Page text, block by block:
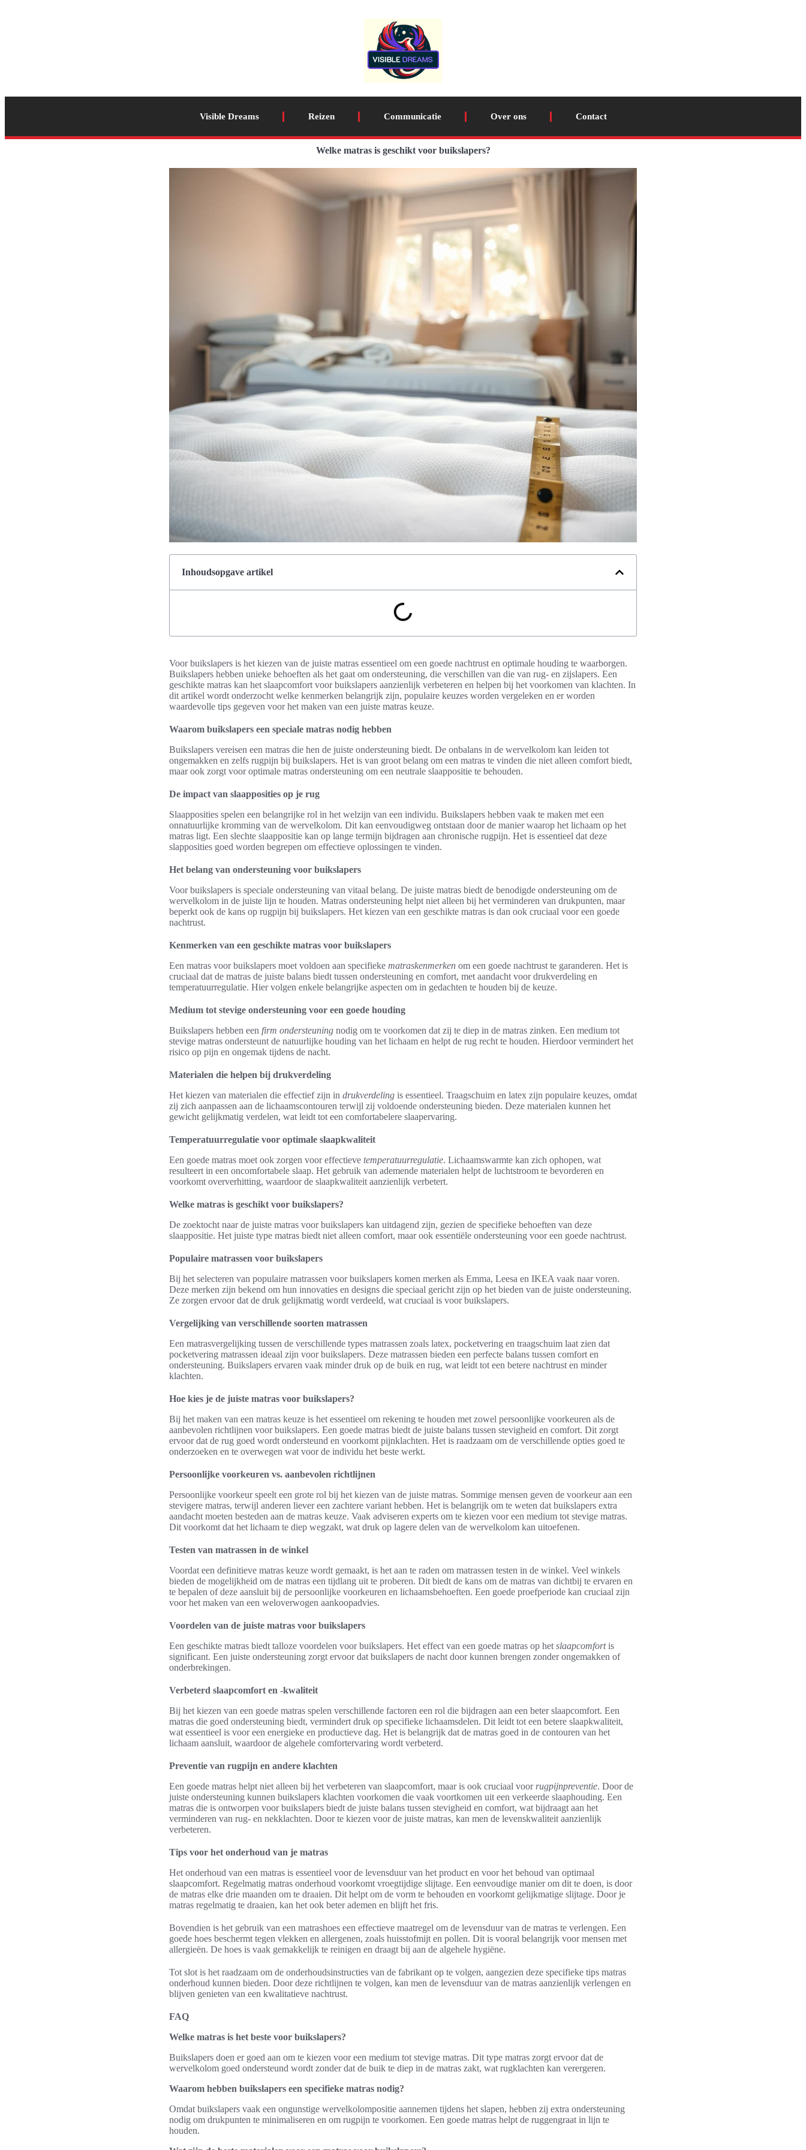
Visible Dreams Reizen Communicatie Over ons Contact
Welke matras is geschikt voor buikslapers?
Inhoudsopgave artikel
Voor buikslapers is het kiezen van de juiste matras essentieel om een goede nachtrust en optimale houding te waarborgen.
Buikslapers hebben unieke behoeften als het gaat om ondersteuning, die verschillen van die van rug- en zijslapers. Een
geschikte matras kan het slaapcomfort voor buikslapers aanzienlijk verbeteren en helpen bij het voorkomen van klachten. In
dit artikel wordt onderzocht welke kenmerken belangrijk zijn, populaire keuzes worden vergeleken en er worden
waardevolle tips gegeven voor het maken van een juiste matras keuze.
Waarom buikslapers een speciale matras nodig hebben
Buikslapers vereisen een matras die hen de juiste ondersteuning biedt. De onbalans in de wervelkolom kan leiden tot
ongemakken en zelfs rugpijn bij buikslapers. Het is van groot belang om een matras te vinden die niet alleen comfort biedt,
maar ook zorgt voor optimale matras ondersteuning om een neutrale slaappositie te behouden.
De impact van slaapposities op je rug
Slaapposities spelen een belangrijke rol in het welzijn van een individu. Buikslapers hebben vaak te maken met een
onnatuurlijke kromming van de wervelkolom. Dit kan eenvoudigweg ontstaan door de manier waarop het lichaam op het
matras ligt. Een slechte slaappositie kan op lange termijn bijdragen aan chronische rugpijn. Het is essentieel dat deze
slapposities goed worden begrepen om effectieve oplossingen te vinden.
Het belang van ondersteuning voor buikslapers
Voor buikslapers is speciale ondersteuning van vitaal belang. De juiste matras biedt de benodigde ondersteuning om de
wervelkolom in de juiste lijn te houden. Matras ondersteuning helpt niet alleen bij het verminderen van drukpunten, maar
beperkt ook de kans op rugpijn bij buikslapers. Het kiezen van een geschikte matras is dan ook cruciaal voor een goede
nachtrust.
Kenmerken van een geschikte matras voor buikslapers
Een matras voor buikslapers moet voldoen aan specifieke matraskenmerken om een goede nachtrust te garanderen. Het is
cruciaal dat de matras de juiste balans biedt tussen ondersteuning en comfort, met aandacht voor drukverdeling en
temperatuurregulatie. Hier volgen enkele belangrijke aspecten om in gedachten te houden bij de keuze.
Medium tot stevige ondersteuning voor een goede houding
Buikslapers hebben een firm ondersteuning nodig om te voorkomen dat zij te diep in de matras zinken. Een medium tot
stevige matras ondersteunt de natuurlijke houding van het lichaam en helpt de rug recht te houden. Hierdoor vermindert het
risico op pijn en ongemak tijdens de nacht.
Materialen die helpen bij drukverdeling
Het kiezen van materialen die effectief zijn in drukverdeling is essentieel. Traagschuim en latex zijn populaire keuzes, omdat
zij zich aanpassen aan de lichaamscontouren terwijl zij voldoende ondersteuning bieden. Deze materialen kunnen het
gewicht gelijkmatig verdelen, wat leidt tot een comfortabelere slaapervaring.
Temperatuurregulatie voor optimale slaapkwaliteit
Een goede matras moet ook zorgen voor effectieve temperatuurregulatie. Lichaamswarmte kan zich ophopen, wat
resulteert in een oncomfortabele slaap. Het gebruik van ademende materialen helpt de luchtstroom te bevorderen en
voorkomt oververhitting, waardoor de slaapkwaliteit aanzienlijk verbetert.
Welke matras is geschikt voor buikslapers?
De zoektocht naar de juiste matras voor buikslapers kan uitdagend zijn, gezien de specifieke behoeften van deze
slaappositie. Het juiste type matras biedt niet alleen comfort, maar ook essentiële ondersteuning voor een goede nachtrust.
Populaire matrassen voor buikslapers
Bij het selecteren van populaire matrassen voor buikslapers komen merken als Emma, Leesa en IKEA vaak naar voren.
Deze merken zijn bekend om hun innovaties en designs die speciaal gericht zijn op het bieden van de juiste ondersteuning.
Ze zorgen ervoor dat de druk gelijkmatig wordt verdeeld, wat cruciaal is voor buikslapers.
Vergelijking van verschillende soorten matrassen
Een matrasvergelijking tussen de verschillende types matrassen zoals latex, pocketvering en traagschuim laat zien dat
pocketvering matrassen ideaal zijn voor buikslapers. Deze matrassen bieden een perfecte balans tussen comfort en
ondersteuning. Buikslapers ervaren vaak minder druk op de buik en rug, wat leidt tot een betere nachtrust en minder
klachten.
Hoe kies je de juiste matras voor buikslapers?
Bij het maken van een matras keuze is het essentieel om rekening te houden met zowel persoonlijke voorkeuren als de
aanbevolen richtlijnen voor buikslapers. Een goede matras biedt de juiste balans tussen stevigheid en comfort. Dit zorgt
ervoor dat de rug goed wordt ondersteund en voorkomt pijnklachten. Het is raadzaam om de verschillende opties goed te
onderzoeken en te overwegen wat voor de individu het beste werkt.
Persoonlijke voorkeuren vs. aanbevolen richtlijnen
Persoonlijke voorkeur speelt een grote rol bij het kiezen van de juiste matras. Sommige mensen geven de voorkeur aan een
stevigere matras, terwijl anderen liever een zachtere variant hebben. Het is belangrijk om te weten dat buikslapers extra
aandacht moeten besteden aan de matras keuze. Vaak adviseren experts om te kiezen voor een medium tot stevige matras.
Dit voorkomt dat het lichaam te diep wegzakt, wat druk op lagere delen van de wervelkolom kan uitoefenen.
Testen van matrassen in de winkel
Voordat een definitieve matras keuze wordt gemaakt, is het aan te raden om matrassen testen in de winkel. Veel winkels
bieden de mogelijkheid om de matras een tijdlang uit te proberen. Dit biedt de kans om de matras van dichtbij te ervaren en
te bepalen of deze aansluit bij de persoonlijke voorkeuren en lichaamsbehoeften. Een goede proefperiode kan cruciaal zijn
voor het maken van een weloverwogen aankoopadvies.
Voordelen van de juiste matras voor buikslapers
Een geschikte matras biedt talloze voordelen voor buikslapers. Het effect van een goede matras op het slaapcomfortis
significant. Een juiste ondersteuning zorgt ervoor dat buikslapers de nacht door kunnen brengen zonder ongemakken of
onderbrekingen.
Verbeterd slaapcomfort en -kwaliteit
Bij het kiezen van een goede matras spelen verschillende factoren een rol die bijdragen aan een beter slaapcomfort. Een
matras die goed ondersteuning biedt, vermindert druk op specifieke lichaamsdelen. Dit leidt tot een betere slaapkwaliteit,
wat essentieel is voor een energieke en productieve dag. Het is belangrijk dat de matras goed in de contouren van het
lichaam aansluit, waardoor de algehele comfortervaring wordt verbeterd.
Preventie van rugpijn en andere klachten
Een goede matras helpt niet alleen bij het verbeteren van slaapcomfort, maar is ook cruciaal voor rugpijnpreventie. Door de
juiste ondersteuning kunnen buikslapers klachten voorkomen die vaak voortkomen uit een verkeerde slaaphouding. Een
matras die is ontworpen voor buikslapers biedt de juiste balans tussen stevigheid en comfort, wat bijdraagt aan het
verminderen van rug- en nekklachten. Door te kiezen voor de juiste matras, kan men de levenskwaliteit aanzienlijk
verbeteren.
Tips voor het onderhoud van je matras
Het onderhoud van een matras is essentieel voor de levensduur van het product en voor het behoud van optimaal
slaapcomfort. Regelmatig matras onderhoud voorkomt vroegtijdige slijtage. Een eenvoudige manier om dit te doen, is door
de matras elke drie maanden om te draaien. Dit helpt om de vorm te behouden en voorkomt gelijkmatige slijtage. Door je
matras regelmatig te draaien, kan het ook beter ademen en blijft het fris.
Bovendien is het gebruik van een matrashoes een effectieve maatregel om de levensduur van de matras te verlengen. Een
goede hoes beschermt tegen vlekken en allergenen, zoals huisstofmijt en pollen. Dit is vooral belangrijk voor mensen met
allergieën. De hoes is vaak gemakkelijk te reinigen en draagt bij aan de algehele hygiëne.
Tot slot is het raadzaam om de onderhoudsinstructies van de fabrikant op te volgen, aangezien deze specifieke tips matras
onderhoud kunnen bieden. Door deze richtlijnen te volgen, kan men de levensduur van de matras aanzienlijk verlengen en
blijven genieten van een kwalitatieve nachtrust.
FAQ
Welke matras is het beste voor buikslapers?
Buikslapers doen er goed aan om te kiezen voor een medium tot stevige matras. Dit type matras zorgt ervoor dat de
wervelkolom goed ondersteund wordt zonder dat de buik te diep in de matras zakt, wat rugklachten kan verergeren.
Waarom hebben buikslapers een specifieke matras nodig?
Omdat buikslapers vaak een ongunstige wervelkolompositie aannemen tijdens het slapen, hebben zij extra ondersteuning
nodig om drukpunten te minimaliseren en om rugpijn te voorkomen. Een goede matras helpt de ruggengraat in lijn te
houden.